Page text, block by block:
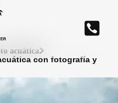
acuática
con fotografía y